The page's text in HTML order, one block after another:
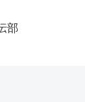
部